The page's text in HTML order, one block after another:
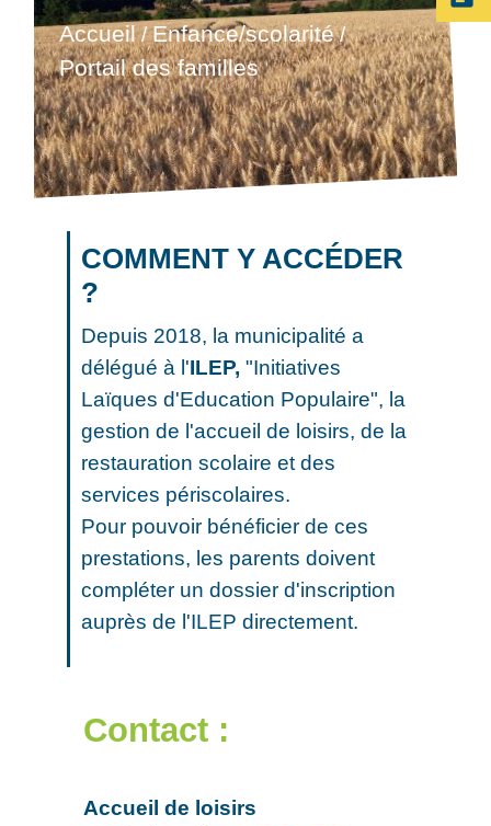
Accueil/Enfance/scolarité/
Portail des familles
COMMENT Y ACCÉDER
?
Depuis 2018, la municipalité a
délégué à l'ILEP, "Initiatives
Laïques d'Education Populaire", la
gestion de l'accueil de loisirs, de la
restauration scolaire et des
services périscolaires.
Pour pouvoir bénéficier de ces
prestations, les parents doivent
compléter un dossier d'inscription
auprès de l'ILEP directement.
Contact :
Accueil de loisirs